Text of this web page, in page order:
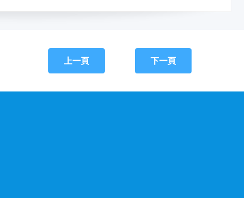
上一頁 下一頁